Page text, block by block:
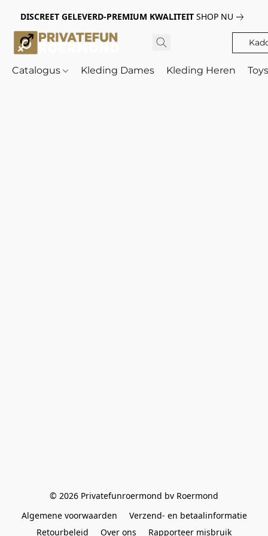
DISCREET GELEVERD-PREMIUM KWALITEIT SHOP NU
Catalogus Kleding Dames Kleding Heren
© 2026 Privatefunroermond bv Roermond
Algemene voorwaarden
Verzend- en betaalinformatie
Retourbeleid
Over ons Rapporteer misbruik